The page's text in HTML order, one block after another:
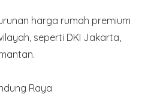
harga rumah premium
seperti DKI Jakarta,
Raya